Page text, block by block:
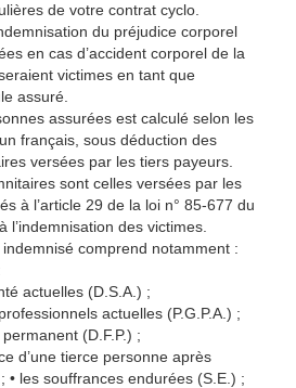
de votre contrat cyclo.
du préjudice corporel
en cas d’accident corporel de la
victimes en tant que
assuré.
assurées est calculé selon les
français, sous déduction des
versées par les tiers payeurs.
sont celles versées par les
à l’article 29 de la loi n° 85-677 du
l’indemnisation des victimes.
comprend notamment :
actuelles (D.S.A.) ;
actuelles (P.G.P.A.) ;
(D.F.P.) ;
d’une tierce personne après
• les souffrances endurées (S.E.) ;